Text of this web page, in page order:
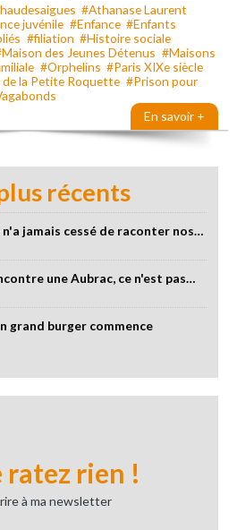
#Athanase Laurent
juvénile #Enfance #Enfants
#filiation #Histoire sociale
des Jeunes Détenus #Maisons
#Orphelins #Paris XIXe siècle
la Petite Roquette #Prison pour
En savoir +
récents
n'a jamais cessé de raconter nos…
une Aubrac, ce n'est pas…
grand burger commence
ratez rien !
à ma newsletter